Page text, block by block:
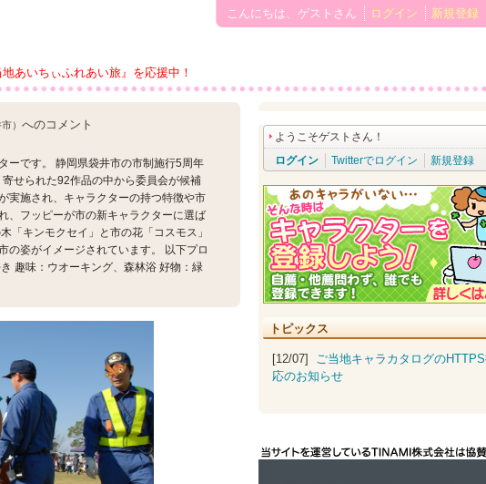
あいちぃふれあい旅』を応援中！
こんにちは、ゲストさん ログイン 新規登録
） へのコメント
ーです。 静岡県袋井市の市制施行5周年
せられた92作品の中から委員会が候補
実施され、キャラクターの持つ特徴や市
、フッピーが市の新キャラクターに選ば
「キンモクセイ」と市の花「コスモス」
の姿がイメージされています。 以下プロ
趣味：ウオーキング、森林浴 好物：緑
ようこそゲストさん！
ログイン
Twitterでログイン 新規登録
トピックス
[12/07] ご当地キャラカタログの
応のお知らせ